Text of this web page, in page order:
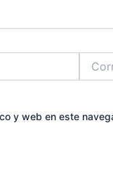
y web en este